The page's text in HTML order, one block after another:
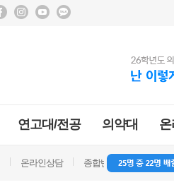
연고대/전공 의약대
온라인상담 종합반 방문상담